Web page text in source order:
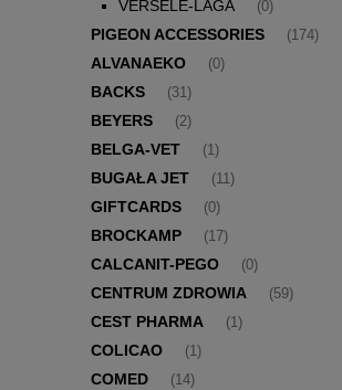
VERSELE-LAGA (0)
PIGEON ACCESSORIES (174)
ALVANAEKO (0)
BACKS (31)
BEYERS (2)
BELGA-VET (1)
BUGAŁA JET (11)
GIFTCARDS (0)
BROCKAMP (17)
CALCANIT-PEGO (0)
CENTRUM ZDROWIA (59)
CEST PHARMA (1)
COLICAO (1)
COMED (14)